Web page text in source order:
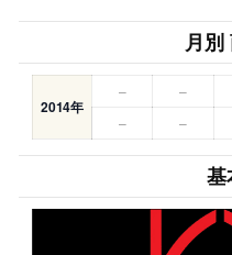
月別
2014年
– –
–
–
基